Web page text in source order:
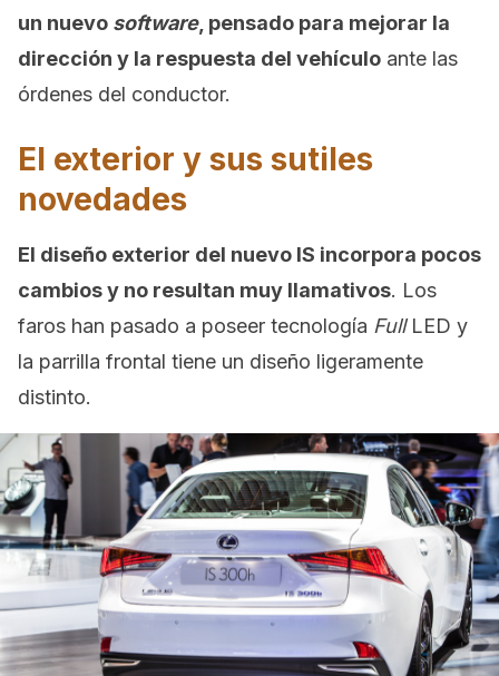
un nuevo software, pensado para mejorar la
dirección y la respuesta del vehículo ante las
órdenes del conductor.
El exterior y sus sutiles
novedades
El diseño exterior del nuevo IS incorpora pocos
cambios y no resultan muy llamativos. Los
faros han pasado a poseer tecnología FullLED y
la parrilla frontal tiene un diseño ligeramente
distinto.